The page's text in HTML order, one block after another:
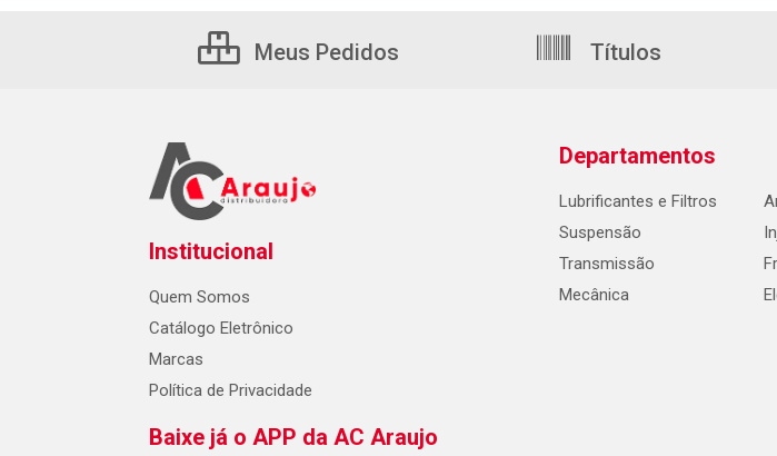
Meus Pedidos Títulos
Institucional
Quem Somos
Catálogo Eletrônico
Marcas
Política de Privacidade
Baixe já o APP da AC Araujo
Departamentos
Lubrificantes e Filtros
Suspensão
Transmissão
Mecânica